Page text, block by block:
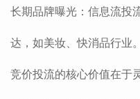
长期品牌曝光‌：信息流投
达，如美妆、快消品行业。
竞价投流的核心价值在于